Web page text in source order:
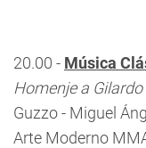
20.00 - Música
Homenje a
Guzzo - Miguel
Arte Moderno